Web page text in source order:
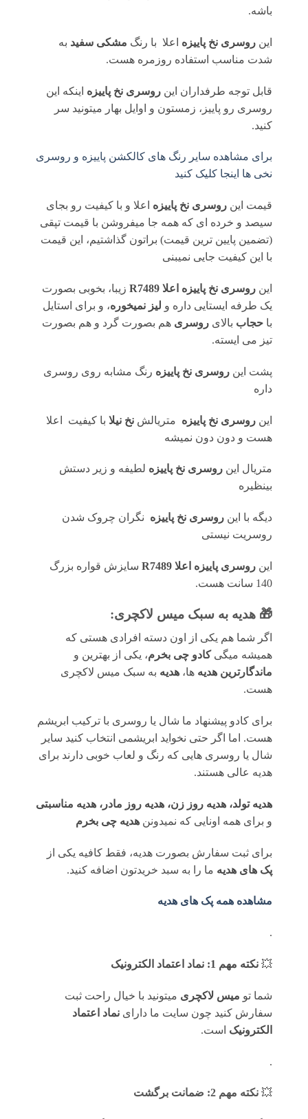
باشه.
این روسری نخ پاییزه اعلا با رنگ مشکی سفید به
شدت مناسب استفاده روزمره هست.
قابل توجه طرفداران این روسری نخ پاییزه اینکه این
روسری رو پاییز، زمستون و اوایل بهار میتونید سر
کنید.
برای مشاهده سایر رنگ های کالکشن پاییزه و روسری
نخی ها اینجا کلیک کنید
قیمت این روسری نخ پاییزه
اعلا و با کیفیت رو بجای
سیصد و خرده ای که همه جا میفروشن با قیمت تپقی
(تضمین پایین ترین قیمت) براتون گذاشتیم، این قیمت
با این کیفیت جایی نمیبنی
این روسری نخ پاییزه اعلا R7489
زیبا، بخوبی بصورت
یک طرفه ایستایی داره و لیز نمیخوره، و برای استایل
با حجاب بالای روسری هم بصورت گرد و هم بصورت
تیز می ایسته.
پشت این روسری نخ پاییزه رنگ مشابه روی روسری
داره
این روسری نخ پاییزه متریالش نخ نیلابا کیفیت اعلا
هست و دون دون نمیشه
متریال این روسری نخ پاییزه لطیفه و زیر دستش
بینظیره
دیگه با این روسری نخ پاییزه نگران چروک شدن
روسریت نیستی
این روسری پاییزه اعلا R7489
سایزش قواره بزرگ
140 سانت هست.
🎁 هدیه به سبک میس لاکچری:
اگر شما هم یکی از اون دسته افرادی هستی که
همیشه میگیکادو چی بخرم، یکی از بهترین و
ماندگارترین هدیه ها، هدیه به سبک میس لاکچری
هست.
برای کادو پیشنهاد ما شال یا روسری با ترکیب ابریشم
هست. اما اگر حتی نخواید ابریشمی انتخاب کنید سایر
شال یا روسری هایی که رنگ و لعاب خوبی دارند برای
هدیه عالی هستند.
هدیه تولد، هدیه روز زن، هدیه روز مادر، هدیه مناسبتی
و برای همه اونایی که نمیدونن هدیه چی بخرم
برای ثبت سفارش بصورت هدیه، فقط کافیه یکی از
پک های هدیه ما را به سبد خریدتون اضافه کنید.
مشاهده همه پک های هدیه
.
💥 نکته مهم 1: نماد اعتماد الکترونیک
شما تو میس لاکچری میتونید با خیال راحت ثبت
سفارش کنید چون سایت ما دارای نماد اعتماد
الکترونیک است.
.
💥 نکته مهم 2: ضمانت برگشت